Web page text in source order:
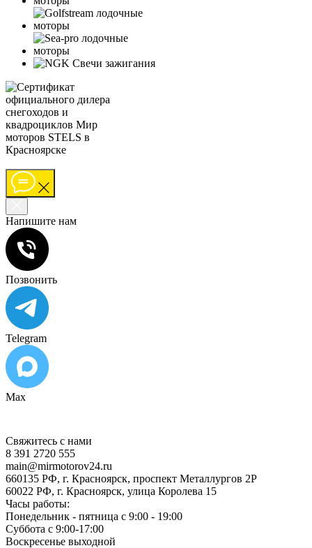
Напишите нам
Позвонить
Telegram
Max
Свяжитесь с нами
8 391 2720 555
main@mirmotorov24.ru
660135 РФ, г. Красноярск, проспект Металлургов 2Р
60022 РФ, г. Красноярск, улица Королева 15
Часы работы:
Понедельник - пятница с 9:00 - 19:00
Суббота с 9:00-17:00
Воскресенье выходной